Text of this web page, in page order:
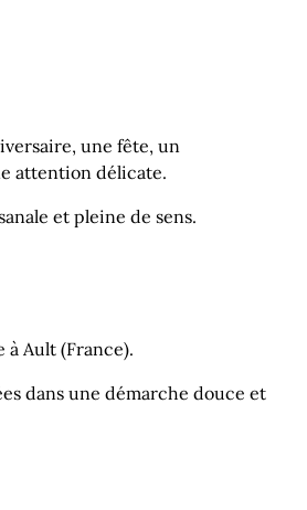
une fête, un
attention délicate.
et pleine de sens.
à Ault (France).
dans une démarche douce et